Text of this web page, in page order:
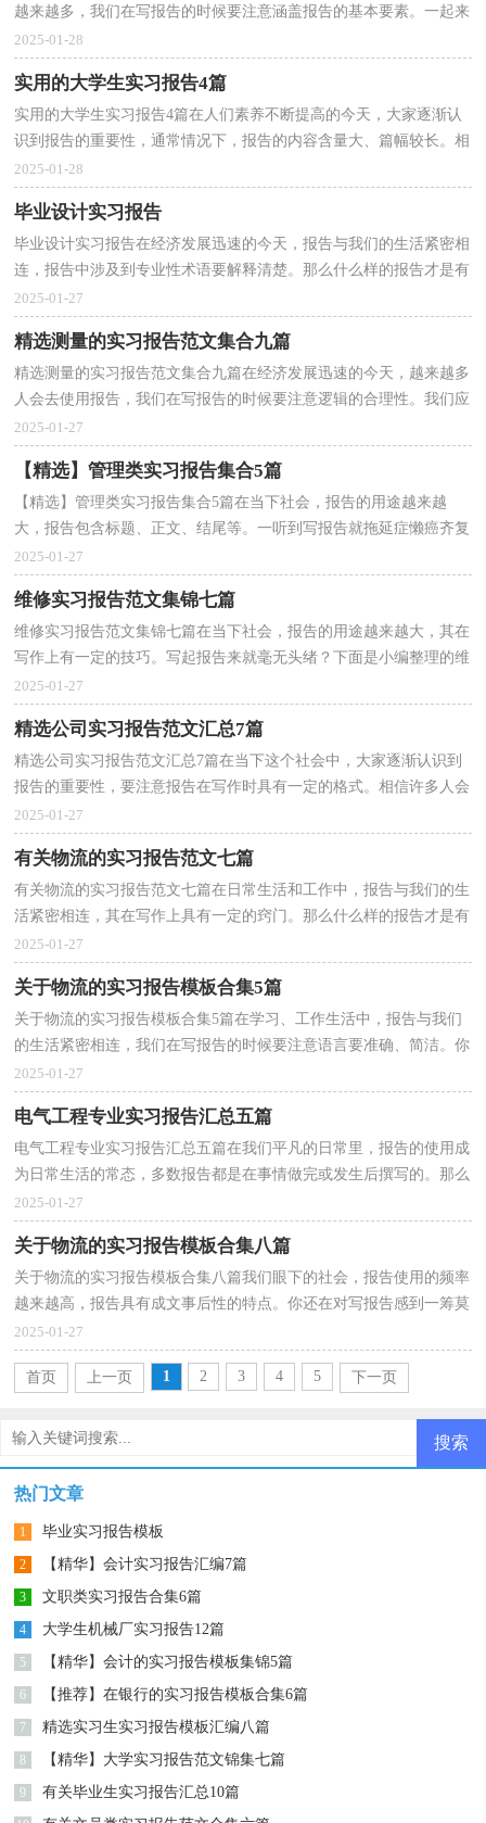
越来越多，我们在写报告的时候要注意涵盖报告的基本要素。一起来
参考报告是怎么写的吧，以下是小编为大家收集的工...
2025-01-28
实用的大学生实习报告4篇
实用的大学生实习报告4篇在人们素养不断提高的今天，大家逐渐认
识到报告的重要性，通常情况下，报告的内容含量大、篇幅较长。相
信许多人会觉得报告很难写吧，下面是小编为大家收集...
2025-01-28
毕业设计实习报告
毕业设计实习报告在经济发展迅速的今天，报告与我们的生活紧密相
连，报告中涉及到专业性术语要解释清楚。那么什么样的报告才是有
效的呢？以下是小编收集整理的毕业设计实习报告，仅...
2025-01-27
精选测量的实习报告范文集合九篇
精选测量的实习报告范文集合九篇在经济发展迅速的今天，越来越多
人会去使用报告，我们在写报告的时候要注意逻辑的合理性。我们应
当如何写报告呢？以下是小编为大家整理的测量的实...
2025-01-27
【精选】管理类实习报告集合5篇
【精选】管理类实习报告集合5篇在当下社会，报告的用途越来越
大，报告包含标题、正文、结尾等。一听到写报告就拖延症懒癌齐复
发？以下是小编精心整理的管理类实习报告5篇，供大家参...
2025-01-27
维修实习报告范文集锦七篇
维修实习报告范文集锦七篇在当下社会，报告的用途越来越大，其在
写作上有一定的技巧。写起报告来就毫无头绪？下面是小编整理的维
修实习报告7篇，欢迎阅读与收藏。维修实习报告 篇1...
2025-01-27
精选公司实习报告范文汇总7篇
精选公司实习报告范文汇总7篇在当下这个社会中，大家逐渐认识到
报告的重要性，要注意报告在写作时具有一定的格式。相信许多人会
觉得报告很难写吧，以下是小编帮大家整理的公司实...
2025-01-27
有关物流的实习报告范文七篇
有关物流的实习报告范文七篇在日常生活和工作中，报告与我们的生
活紧密相连，其在写作上具有一定的窍门。那么什么样的报告才是有
效的呢？以下是小编为大家整理的物流的实习报告7...
2025-01-27
关于物流的实习报告模板合集5篇
关于物流的实习报告模板合集5篇在学习、工作生活中，报告与我们
的生活紧密相连，我们在写报告的时候要注意语言要准确、简洁。你
知道怎样写报告才能写的好吗？以下是小编整理的物...
2025-01-27
电气工程专业实习报告汇总五篇
电气工程专业实习报告汇总五篇在我们平凡的日常里，报告的使用成
为日常生活的常态，多数报告都是在事情做完或发生后撰写的。那么
报告应该怎么写才合适呢？下面是小编精心整理的电...
2025-01-27
关于物流的实习报告模板合集八篇
关于物流的实习报告模板合集八篇我们眼下的社会，报告使用的频率
越来越高，报告具有成文事后性的特点。你还在对写报告感到一筹莫
展吗？下面是小编收集整理的物流的实习报告9篇，仅...
2025-01-27
首页 上一页 1 2 3 4 5
下一页
热门文章
1 毕业实习报告模板
2 【精华】会计实习报告汇编7篇
3 文职类实习报告合集6篇
4 大学生机械厂实习报告12篇
5 【精华】会计的实习报告模板集锦5篇
6 【推荐】在银行的实习报告模板合集6篇
7 精选实习生实习报告模板汇编八篇
8 【精华】大学实习报告范文锦集七篇
9 有关毕业生实习报告汇总10篇